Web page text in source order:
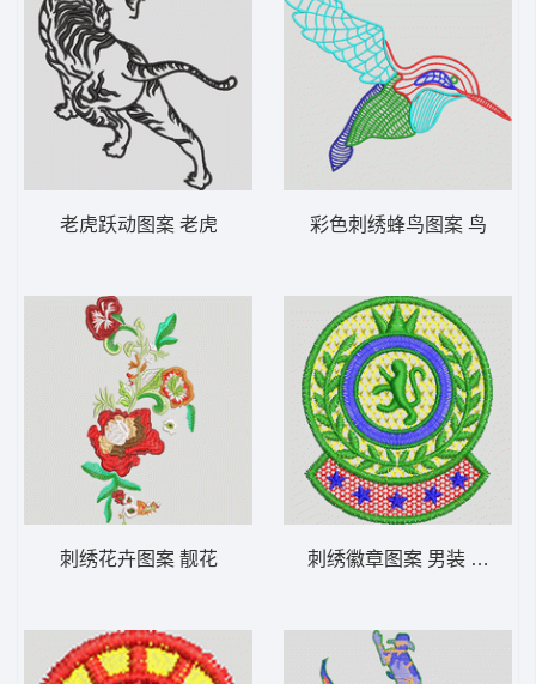
老虎跃动图案 老虎
刺绣花卉图案 靓花
彩色刺绣蜂鸟图案 鸟
刺绣徽章图案 男装 章仔